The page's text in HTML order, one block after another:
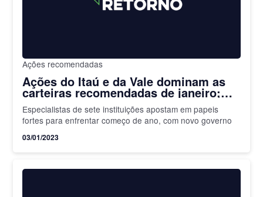
Ações recomendadas
Ações do Itaú e da Vale dominam as
carteiras recomendadas de janeiro;
confira
Especialistas de sete instituições apostam em papeis
fortes para enfrentar começo de ano, com novo governo
03/01/2023